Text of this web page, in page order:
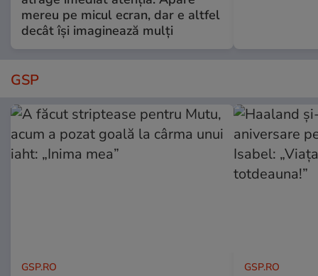
mereu pe micul ecran, dar e altfel
decât își imaginează mulți
GSP
GSP.RO GSP.RO